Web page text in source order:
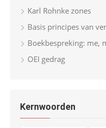
Karl Rohnke zones
Basis principes van
Boekbespreking: me,
OEI gedrag
Kernwoorden